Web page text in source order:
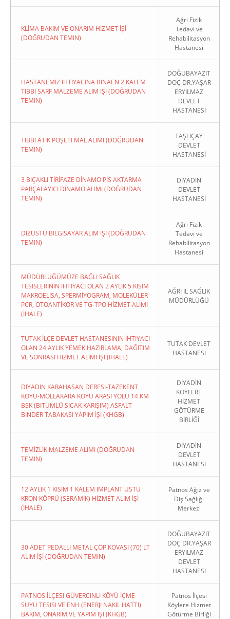
KLİMA BAKIM VE ONARIM HİZMET İŞİ
(DOĞRUDAN TEMIN)
Ağrı Fizik
Tedavi ve
Rehabilitasyon
Hastanesi
HASTANEMİZ İHTİYACINA BİNAEN 2 KALEM
TIBBİ SARF MALZEME ALIM İŞİ (DOĞRUDAN
TEMIN)
DOĞUBAYAZIT
DOÇ DR.YAŞAR
ERYILMAZ
DEVLET
HASTANESİ
TIBBİ ATIK POŞETİ MAL ALIMI (DOĞRUDAN
TEMIN)
TAŞLIÇAY
DEVLET
HASTANESİ
3 BIÇAKLI TİRİFAZE DİNAMO PİS AKTARMA
PARÇALAYICI DİNAMO ALIMI (DOĞRUDAN
TEMIN)
DİYADİN
DEVLET
HASTANESİ
DİZÜSTÜ BİLGİSAYAR ALIM İŞİ (DOĞRUDAN
TEMIN)
Ağrı Fizik
Tedavi ve
Rehabilitasyon
Hastanesi
MÜDÜRLÜĞÜMÜZE BAĞLI SAĞLIK
TESİSLERİNİN İHTİYACI OLAN 2 AYLIK 5 KISIM
MAKROELİSA, SPERMİYOGRAM, MOLEKÜLER
PCR, OTOANTİKOR VE TG-TPO HİZMET ALIMI
(İHALE)
AĞRI İL SAĞLIK
MÜDÜRLÜĞÜ
TUTAK İLÇE DEVLET HASTANESININ İHTIYACI
OLAN 24 AYLIK YEMEK HAZIRLAMA, DAĞITIM
VE SONRASI HIZMET ALIMI İŞI (İHALE)
TUTAK DEVLET
HASTANESİ
DIYADIN KARAHASAN DERESI-TAZEKENT
KÖYÜ-MOLLAKARA KÖYÜ ARASI YOLU 14 KM
BSK (BITÜMLÜ SICAK KARIŞIM) ASFALT
BINDER TABAKASI YAPIM İŞI (KHGB)
DİYADİN
KÖYLERE
HİZMET
GÖTÜRME
BİRLİĞİ
TEMİZLİK MALZEME ALIMI (DOĞRUDAN
TEMIN)
DİYADİN
DEVLET
HASTANESİ
12 AYLIK 1 KISIM 1 KALEM İMPLANT ÜSTÜ
KRON KÖPRÜ (SERAMİK) HİZMET ALIM İŞİ
(İHALE)
Patnos Ağız ve
Diş Sağlığı
Merkezi
30 ADET PEDALLI METAL ÇÖP KOVASI (70) LT
ALIM İŞİ (DOĞRUDAN TEMIN)
DOĞUBAYAZIT
DOÇ DR.YAŞAR
ERYILMAZ
DEVLET
HASTANESİ
PATNOS İLÇESI GÜVERCINLI KÖYÜ İÇME
SUYU TESISI VE ENH (ENERJI NAKIL HATTI)
BAKIM, ONARIM VE YAPIM İŞI (KHGB)
Patnos İlçesi
Köylere Hizmet
Götürme Birliği